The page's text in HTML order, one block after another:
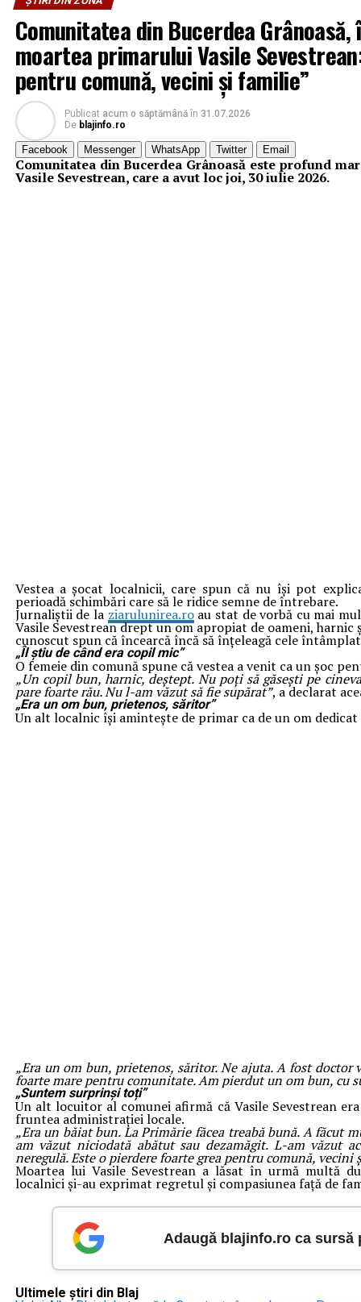
Comunitatea din Bucerdea
moartea primarului Vasile
pentru comună, vecini și familie”
Publicat acum o săptămână în 31.07.2026
De blajinfo.ro
Facebook Messenger WhatsApp Twitter Email
Comunitatea din Bucerdea Grânoasă este profund
Vasile Sevestrean, care a avut loc joi, 30 iulie 2026.
Vestea a șocat localnicii, care spun că nu își pot
perioadă schimbări care să le ridice semne de întrebare.
Jurnaliștii de la ziarulunirea.roau stat de vorbă cu mai
Vasile Sevestrean drept un om apropiat de oameni,
cunoscut spun că încearcă încă să înțeleagă cele
„Îl știu de când era copil mic”
O femeie din comună spune că vestea a venit ca un șoc
„Un copil bun, harnic, deștept. Nu poți să găsești pe
pare foarte rău. Nu l-am văzut să fie supărat”, a declarat
„Era un om bun, prietenos, săritor”
Un alt localnic își amintește de primar ca de un om
„Era un om bun, prietenos, săritor. Ne ajuta. A fost doctor
foarte mare pentru comunitate. Am pierdut un om bun, cu
„Suntem surprinși toți”
Un alt locuitor al comunei afirmă că Vasile Sevestrean
fruntea administrației locale.
„Era un băiat bun. La Primărie făcea treabă bună. A făcut
am văzut niciodată abătut sau dezamăgit. L-am văzut
neregulă. Este o pierdere foarte grea pentru comună, vecini
Moartea lui Vasile Sevestrean a lăsat în urmă multă
localnici și-au exprimat regretul și compasiunea față de
Adaugă blajinfo.ro ca sursă
Ultimele știri din Blaj